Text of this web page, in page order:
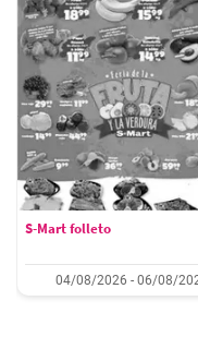
S-Mart folleto
04/08/2026 - 06/08/